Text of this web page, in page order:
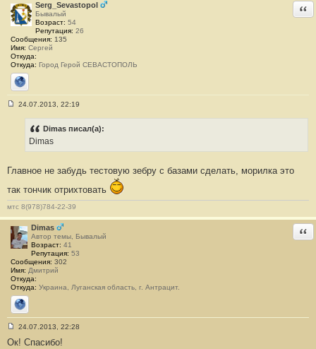
Serg_Sevastopol
Бывалый
Возраст: 54
Репутация: 26
Сообщения: 135
Имя: Сергей
Откуда:
Откуда: Город Герой СЕВАСТОПОЛЬ
Сайт
и
#
2
2
24.07.2013, 22:19
Dimas писал(а):
Dimas
Главное не забудь тестовую зебру с базами сделать, морилка это
так тончик отрихтовать
мтс 8(978)784-22-39
Dimas
Автор темы, Бывалый
Возраст: 41
Репутация: 53
Сообщения: 302
Имя: Дмитрий
Откуда:
Откуда: Украина, Луганская область, г. Антрацит.
Сайт
о
24.07.2013, 22:28
Ок! Спасибо!